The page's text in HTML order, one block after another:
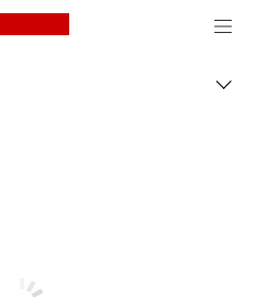
Canon Logo, back to